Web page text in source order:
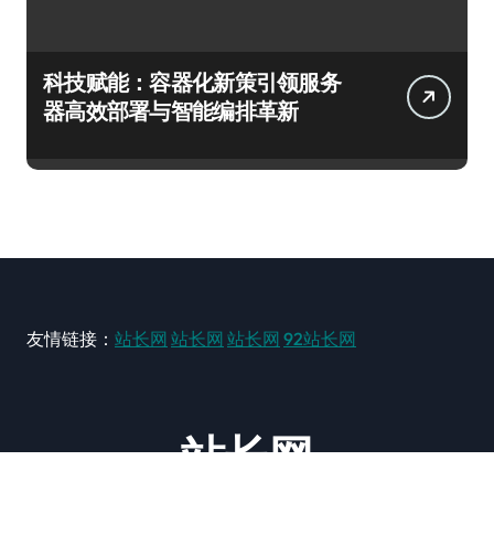
科技赋能：容器化新策引领服务
器高效部署与智能编排革新
友情链接： 站长网 站长网 站长网 92站长网
站长网